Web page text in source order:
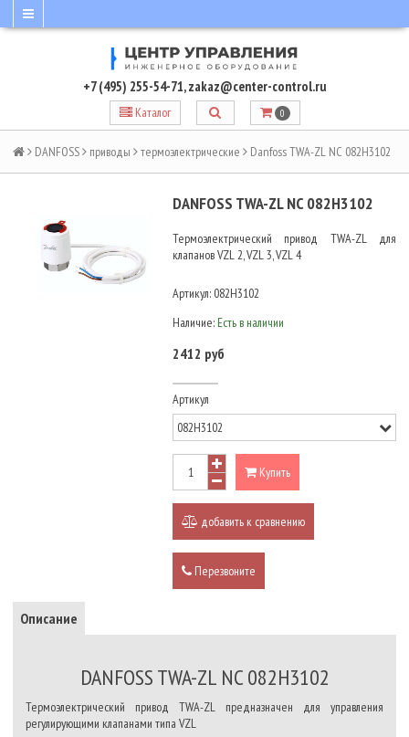
+7 (495) 255-54-71,zakaz@center-control.ru
Каталог 0
DANFOSS приводы термоэлектрические Danfoss TWA-ZL NC 082H3102
DANFOSS TWA-ZL NC 082H3102
Термоэлектрический привод TWA-ZL для
клапанов VZL 2, VZL 3, VZL 4
Артикул: 082H3102
Наличие: Есть в наличии
2412 руб
Артикул
Купить
добавить к сравнению
Перезвоните
Описание
DANFOSS TWA-ZL NC 082H3102
Термоэлектрический привод TWA-ZL предназначен для управления
регулирующими клапанами типа VZL